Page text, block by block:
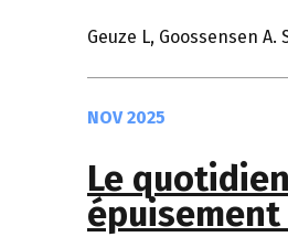
Geuze L, Goossensen A.
NOV 2025
Le